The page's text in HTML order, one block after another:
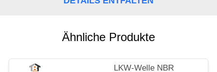
Ähnliche Produkte
LKW-Welle NBR